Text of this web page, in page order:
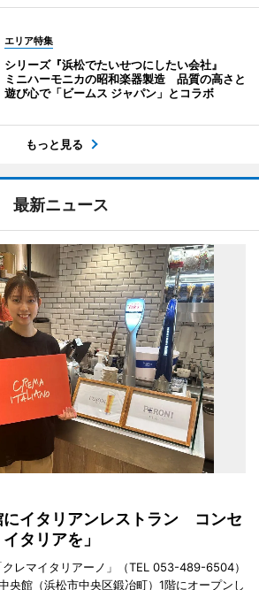
エリア特集
シリーズ『浜松でたいせつにしたい会社』
ミニハーモニカの昭和楽器製造 品質の高さと
遊び心で「ビームス ジャパン」とコラボ
もっと見る
最新ニュース
にイタリアンレストラン コンセ
タリアを」
レマイタリアーノ」（TEL 053-489-6504）
央館（浜松市中央区鍛冶町）1階にオープンし